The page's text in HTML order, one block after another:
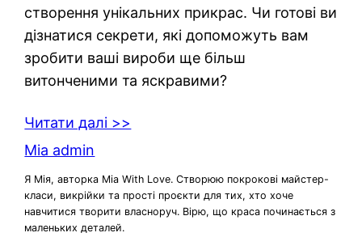
створення унікальних прикрас. Чи готові ви
дізнатися секрети, які допоможуть вам
зробити ваші вироби ще більш
витонченими та яскравими?
Читати далі >>
Mia admin
Я Мія, авторка Mia With Love. Створюю покрокові майстер-
класи, викрійки та прості проєкти для тих, хто хоче
навчитися творити власноруч. Вірю, що краса починається з
маленьких деталей.